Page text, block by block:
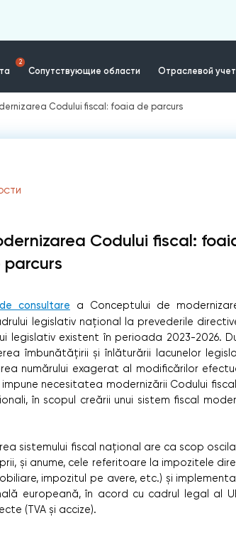
2
Сопутствующие области Отраслевой учет
Codului fiscal: foaia de parcurs
Codului fiscal:
parcurs
consultare a Conceptului de
legislativ național la prevederile
legislativ existent în perioada 2023-2026.
îmbunătățirii și înlăturării lacunelor
numărului exagerat al modificărilor
necesitatea modernizării Codului
în scopul creării unui sistem fiscal
sistemului fiscal național are ca scop
și anume, cele referitoare la impozitele
impozitul pe avere, etc.) și
europeană, în acord cu cadrul legal al
(TVA și accize).